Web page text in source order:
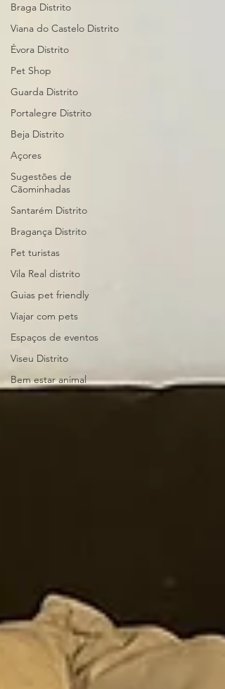
Braga Distrito
Viana do Castelo Distrito
Évora Distrito
Pet Shop
Guarda Distrito
Portalegre Distrito
Beja Distrito
Açores
Sugestões de
Cãominhadas
Santarém Distrito
Bragança Distrito
Pet turistas
Vila Real distrito
Guias pet friendly
Viajar com pets
Espaços de eventos
Viseu Distrito
Bem estar animal